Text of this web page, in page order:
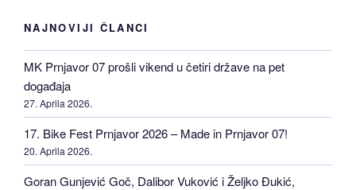
NAJNOVIJI ČLANCI
MK Prnjavor 07 prošli vikend u četiri države na pet
događaja
27. Aprila 2026.
17. Bike Fest Prnjavor 2026 – Made in Prnjavor 07!
20. Aprila 2026.
Goran Gunjević Goč, Dalibor Vuković i Željko Đukić,